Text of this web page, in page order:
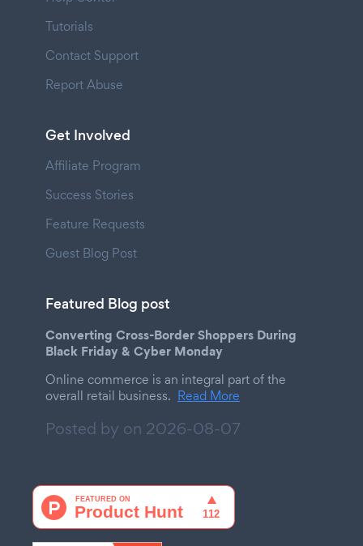
Tutorials
Contact Support
Report Abuse
Get Involved
Affiliate Program
Success Stories
Feature Requests
Guest Blog Post
Featured Blog post
Converting Cross-Border Shoppers During
Black Friday & Cyber Monday
Online commerce is an integral part of the
overall retail business. Read More
Posted by on 2026-08-07